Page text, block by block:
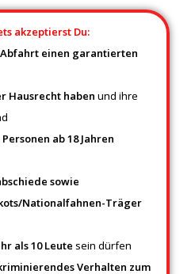
akzeptierst Du:
einen garantierten
Hausrecht haben und ihre
ab 18 Jahren
sowie
Nationalfahnen-Träger
als 10 Leute sein dürfen
Verhalten zum